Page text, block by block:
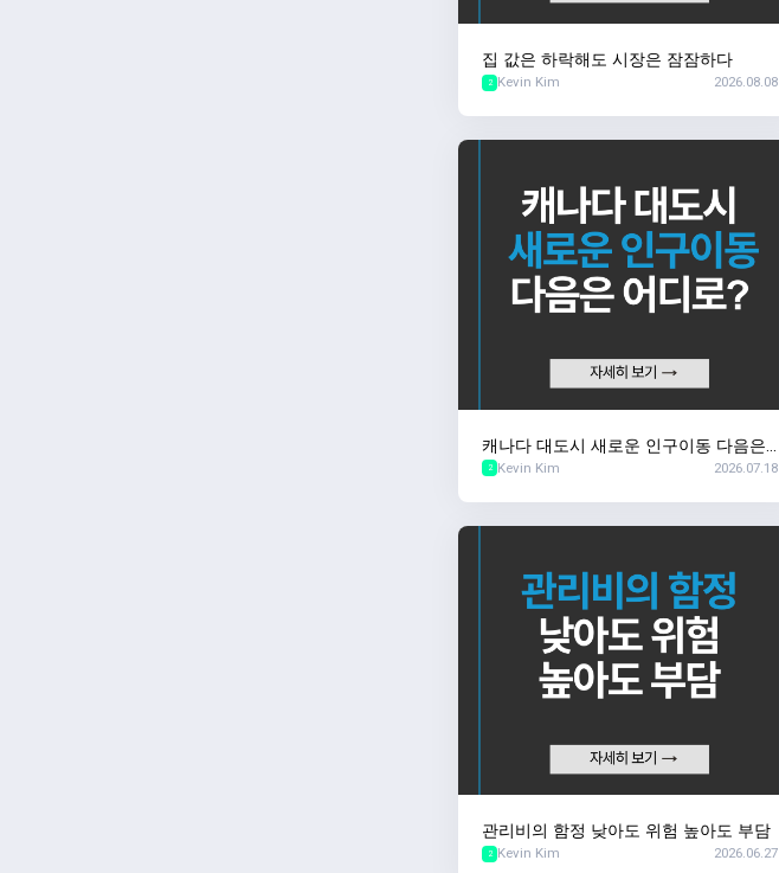
집 값은 하락해도 시장은 잠잠하다
2 Kevin Kim 2026.08.08
캐나다 대도시 새로운 인구이동 다음은
어디로?
2 Kevin Kim 2026.07.18
관리비의 함정 낮아도 위험 높아도 부담
2 Kevin Kim 2026.06.27